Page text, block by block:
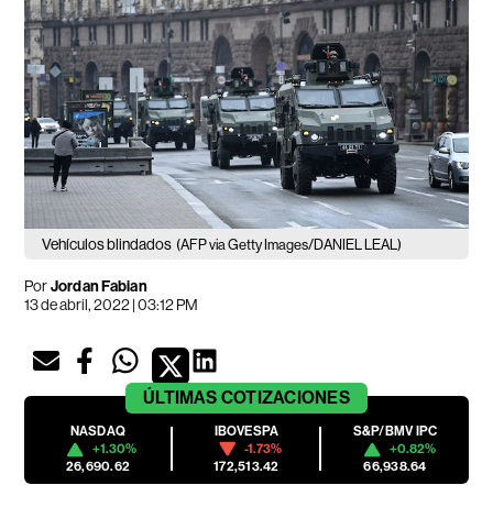
Vehículos blindados (AFP via Getty Images/DANIEL LEAL)
PorJordan Fabian
13 de abril, 2022 | 03:12 PM
ÚLTIMAS COTIZACIONES
NASDAQ
+1.30%
26,690.62
IBOVESPA
-1.73%
172,513.42
S&P/BMV IPC
+0.82%
66,938.64